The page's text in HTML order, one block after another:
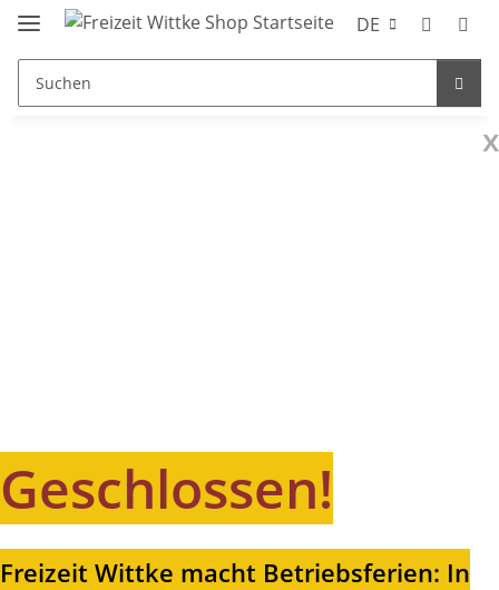
DE
x
Geschlossen!
Freizeit Wittke macht Betriebsferien: In